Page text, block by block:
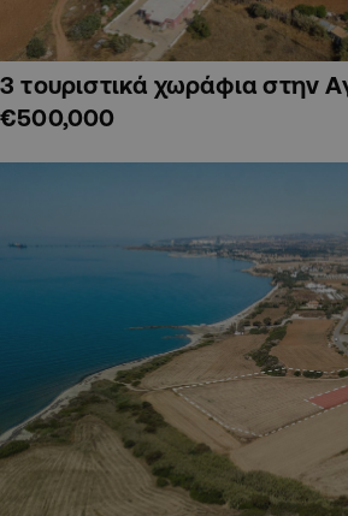
3 τουριστικά χωράφια στην
€500,000